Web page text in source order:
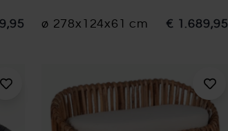
ø 278x124x61 cm € 1.689,95